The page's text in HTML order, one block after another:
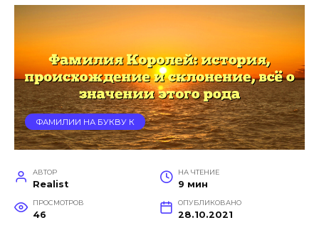
ФАМИЛИИ НА БУКВУ К
АВТОР
Realist
НА ЧТЕНИЕ
9 мин
ПРОСМОТРОВ
46
ОПУБЛИКОВАНО
28.10.2021